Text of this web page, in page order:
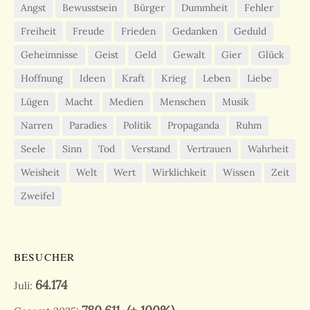
Angst Bewusstsein Bürger Dummheit
Fehler
Freiheit
Freude Frieden Gedanken
Geduld
Geheimnisse
Geist Geld Gewalt Gier
Glück
Hoffnung
Ideen Kraft Krieg Leben
Liebe
Lügen
Macht Medien Menschen
Musik
Narren
Paradies Politik Propaganda
Ruhm
Seele
Sinn Tod Verstand Vertrauen
Wahrheit
Weisheit
Welt Wert Wirklichkeit Wissen
Zeit
Zweifel
BESUCHER
Juli: 64.174